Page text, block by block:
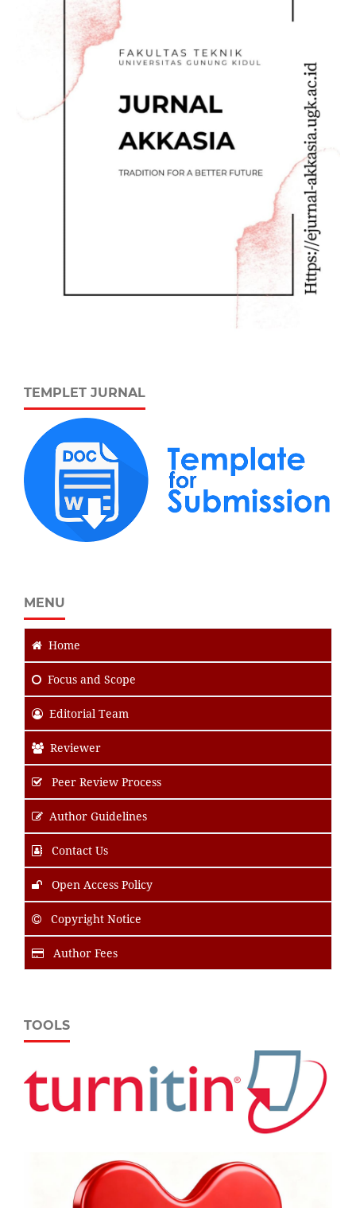
TEMPLET JURNAL
MENU
Home
Focus and Scope
Editorial Team
Reviewer
Peer Review Process
Author Guidelines
Contact Us
Open Access Policy
Copyright Notice
Author Fees
TOOLS